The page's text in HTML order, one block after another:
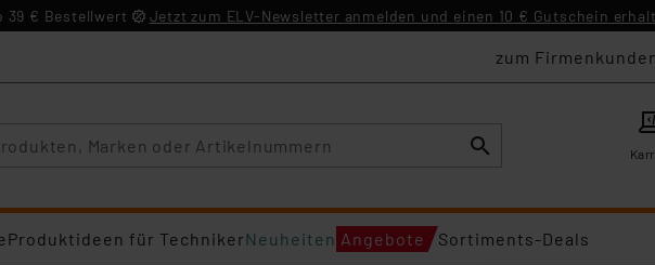
39 € Bestellwert Jetzt zum ELV-Newsletter anmelden und einen 10 € Gutschein
zum
Produktideen für TechnikerNeuheiten Angebote Sortiments-Deals